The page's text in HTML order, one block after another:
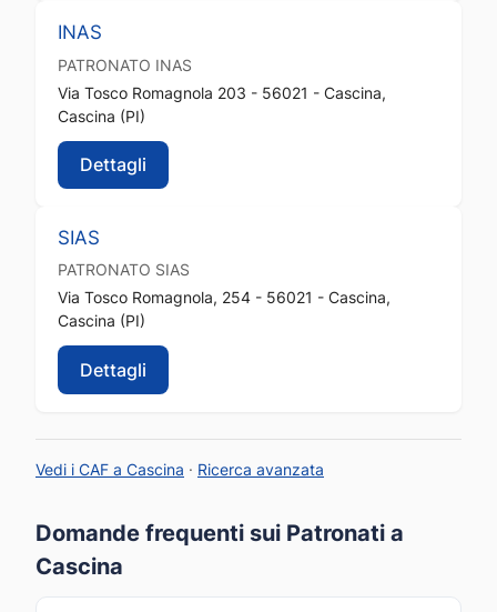
INAS
PATRONATO INAS
Via Tosco Romagnola 203 - 56021 - Cascina,
Cascina (PI)
Dettagli
SIAS
PATRONATO SIAS
Via Tosco Romagnola, 254 - 56021 - Cascina,
Cascina (PI)
Dettagli
Vedi i CAF a Cascina · Ricerca avanzata
Domande frequenti sui Patronati a
Cascina